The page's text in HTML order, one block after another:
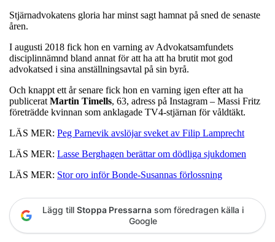
Stjärnadvokatens gloria har minst sagt hamnat på sned de senaste
åren.
I augusti 2018 fick hon en varning av Advokatsamfundets
disciplinnämnd bland annat för att ha att ha brutit mot god
advokatsed i sina anställningsavtal på sin byrå.
Och knappt ett år senare fick hon en varning igen efter att ha
publicerat Martin Timells, 63, adress på Instagram – Massi Fritz
företrädde kvinnan som anklagade TV4-stjärnan för våldtäkt.
LÄS MER: Peg Parnevik avslöjar sveket av Filip Lamprecht
LÄS MER: Lasse Berghagen berättar om dödliga sjukdomen
LÄS MER: Stor oro inför Bonde-Susannas förlossning
Lägg till Stoppa Pressarna som föredragen källa i
Google